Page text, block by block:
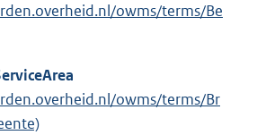
owms/terms/Be
owms/terms/Br